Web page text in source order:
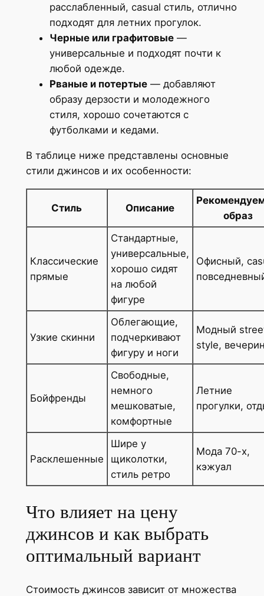
расслабленный, casual стиль, отлично
подходят для летних прогулок.
Черные или графитовые—
универсальные и подходят почти к
любой одежде.
Рваные и потертые— добавляют
образу дерзости и молодежного
стиля, хорошо сочетаются с
футболками и кедами.
В таблице ниже представлены основные
стили джинсов и их особенности:
Стиль Описание
образ
Классические
прямые
Стандартные,
универсальные,
хорошо сидят
на любой
фигуре
Офисный,
Узкие скинни
Облегающие,
подчеркивают
фигуру и ноги
Модный
style,
Бойфренды
Свободные,
немного
мешковатые,
комфортные
Летние
прогулки,
Расклешенные
Шире у
щиколотки,
стиль ретро
Мода 70-х,
кэжуал
Что влияет на цену
джинсов и как выбрать
оптимальный вариант
Стоимость джинсов зависит от множества